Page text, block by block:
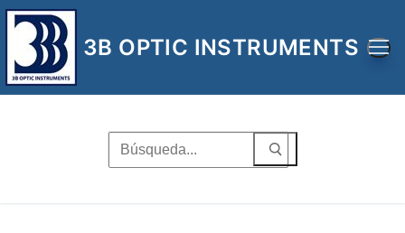
Ir
contenido
3B OPTIC INSTRUMENTS
Buscar
por: